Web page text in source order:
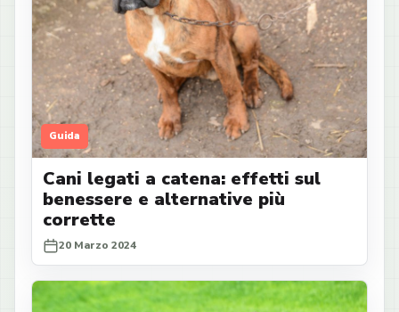
Guida
Cani legati a catena: effetti sul
benessere e alternative più
corrette
20 Marzo 2024